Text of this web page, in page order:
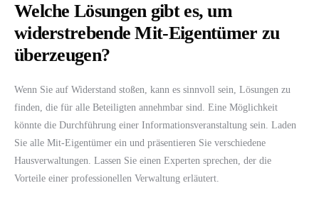
Welche Lösungen gibt es, um
widerstrebende Mit-Eigentümer zu
überzeugen?
Wenn Sie auf Widerstand stoßen, kann es sinnvoll sein, Lösungen zu
finden, die für alle Beteiligten annehmbar sind. Eine Möglichkeit
könnte die Durchführung einer Informationsveranstaltung sein. Laden
Sie alle Mit-Eigentümer ein und präsentieren Sie verschiedene
Hausverwaltungen. Lassen Sie einen Experten sprechen, der die
Vorteile einer professionellen Verwaltung erläutert.